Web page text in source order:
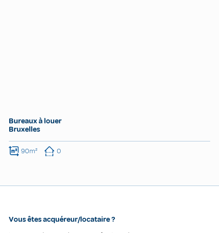
Bureaux à louer
Bruxelles
90m² 0
Vous êtes acquéreur/locataire ?